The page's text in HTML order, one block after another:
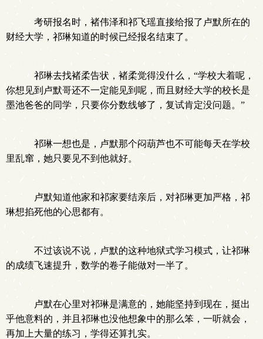
考研报名时，褚伟泽和祁飞瑶直接给报了卢默所在的
财经大学，祁琳知道的时候已经报名结束了。
祁琳去找褚柔告状，褚柔觉得没什么，“学校大着呢，
你想见到卢默哥还不一定能见到呢，而且财经大学的校长是
墨池爸爸的同学，只要你分数线够了，复试肯定没问题。”
祁琳一想也是，卢默那个闷葫芦也不可能每天在学校
里乱窜，她只要见不到他就好。
卢默知道他家和祁家要结亲后，对祁琳更加严格，祁
琳想掐死他的心思都有。
不过该说不说，卢默的这种地狱式学习模式，让祁琳
的成绩飞速提升，数学的卷子能做对一半了。
卢默在心里对祁琳是满意的，她能坚持到现在，挺出
乎他意料的，并且祁琳也没他想象中的那么笨，一听就会，
再加上大量的练习，学得还算扎实。